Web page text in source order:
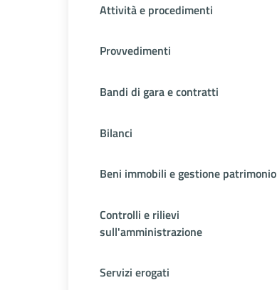
Attività e procedimenti
Provvedimenti
Bandi di gara e contratti
Bilanci
Beni immobili e gestione patrimonio
Controlli e rilievi
sull'amministrazione
Servizi erogati